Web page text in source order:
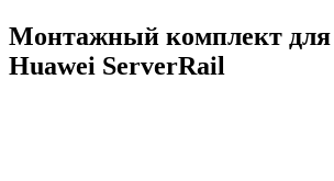
Монтажный комплект
Huawei ServerRail